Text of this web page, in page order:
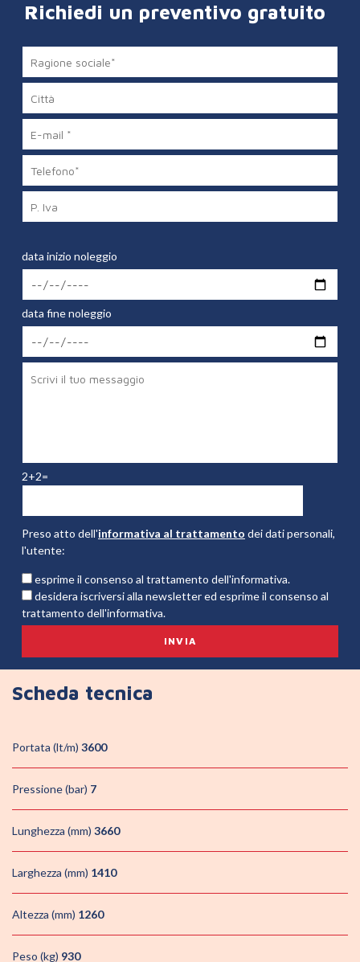
Scheda tecnica
Portata (lt/m) 3600
Pressione (bar) 7
Lunghezza (mm) 3660
Larghezza (mm) 1410
Altezza (mm) 1260
Peso (kg) 930
Richiedi un preventivo gratuito
data inizio noleggio
data fine noleggio
2+2=
Preso atto dell'informativa al trattamento dei dati personali,
l'utente:
esprime il consenso al trattamento dell'informativa.
desidera iscriversi alla newsletter ed esprime il consenso al
trattamento dell'informativa.